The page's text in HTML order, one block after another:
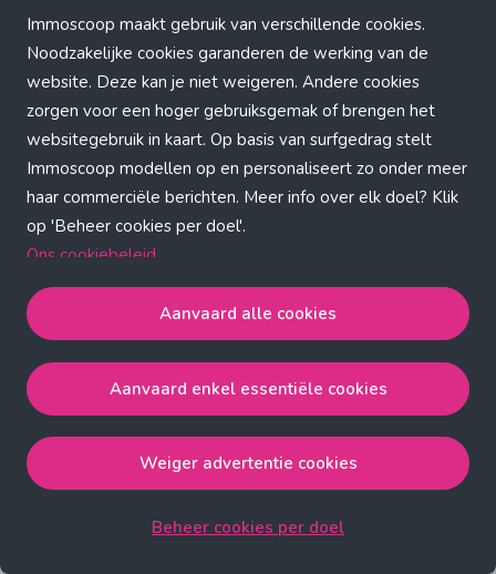
Immoscoop maakt gebruik van verschillende cookies.
Noodzakelijke cookies garanderen de werking van de
website. Deze kan je niet weigeren. Andere cookies
zorgen voor een hoger gebruiksgemak of brengen het
websitegebruik in kaart. Op basis van surfgedrag stelt
Immoscoop modellen op en personaliseert zo onder meer
haar commerciële berichten. Meer info over elk doel? Klik
op 'Beheer cookies per doel'.
Ons cookiebeleid
Aanvaard alle cookiesgaat akkoord met de strict
noodzakelijke, analytische, functionele en advertentie
cookies.
de strict noodzakelijke cookies.
Weiger advertentie cookiesgaat akkoord met de strict
Aanvaard alle cookies
Aanvaard enkel essentiële cookies
Weiger advertentie cookies
Beheer cookies per doel
Application error: a client-side exception has occurred (see the
browser console for more information)